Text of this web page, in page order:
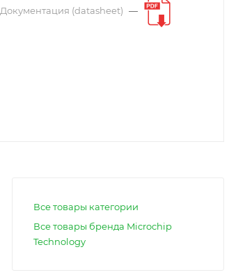
Документация (datasheet) —
Все товары категории
Все товары бренда Microchip
Technology